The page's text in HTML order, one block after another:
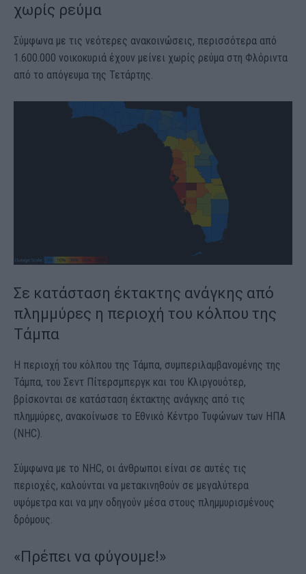
χωρίς ρεύμα
Σύμφωνα με τις νεότερες ανακοινώσεις, περισσότερα από
1.600.000 νοικοκυριά έχουν μείνει χωρίς ρεύμα στη Φλόριντα
από το απόγευμα της Τετάρτης.
Σε κατάσταση έκτακτης ανάγκης από
πλημμύρες η περιοχή του κόλπου της
Τάμπα
Η περιοχή του κόλπου της Τάμπα, συμπεριλαμβανομένης της
Τάμπα, του Σεντ Πίτερσμπεργκ και του Κλιργουότερ,
βρίσκονται σε κατάσταση έκτακτης ανάγκης από τις
πλημμύρες, ανακοίνωσε το Εθνικό Κέντρο Τυφώνων των ΗΠΑ
(NHC).
Σύμφωνα με το NHC, oι άνθρωποι είναι σε αυτές τις
περιοχές, καλούνται να μετακινηθούν σε μεγαλύτερα
υψόμετρα και να μην οδηγούν μέσα στους πλημμυρισμένους
δρόμους.
«Πρέπει να φύγουμε!»